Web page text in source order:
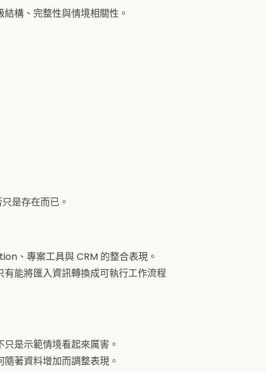
構、完整性與情境相關性。
是存在而已。
、專案工具與 CRM 的整合表現。
能將匯入資訊轉換成可執行工作流程
只是示範情境看起來厲害。
著資料增加而調整表現。